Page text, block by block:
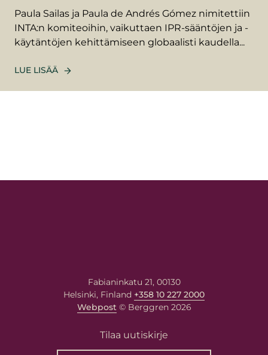
Paula Sailas ja Paula de Andrés Gómez nimitettiin
INTA:n komiteoihin, vaikuttaen IPR-sääntöjen ja -
käytäntöjen kehittämiseen globaalisti kaudella...
LUE LISÄÄ
Fabianinkatu 21, 00130
Helsinki, Finland +358 10 227 2000
Webpost © Berggren 2026
Tilaa uutiskirje